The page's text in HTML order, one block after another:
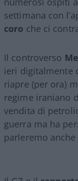
settimana con
coro che ci
Il controverso
ieri digitalmente
riapre (per ora)
regime iraniano
vendita di
guerra ma ha
parleremo